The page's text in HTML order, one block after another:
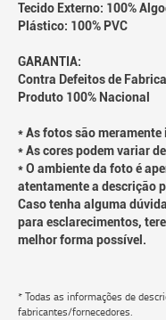
Tecido Externo: 100%
Plástico: 100% PVC
GARANTIA:
Contra Defeitos de
Produto 100% Nacional
* As fotos são
* As cores podem variar
* O ambiente da foto é
atentamente a descrição
Caso tenha alguma
para esclarecimentos,
melhor forma possível.
* Todas as informações de
fabricantes/fornecedores.